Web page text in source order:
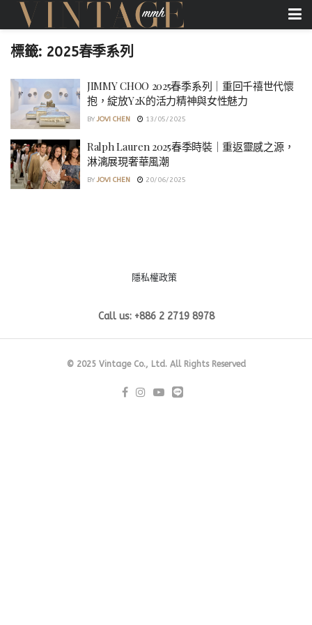
標籤: 2025春季系列
JIMMY CHOO 2025春季系列｜重回千禧世代懷
抱，綻放Y2K的活力精神與女性魅力
BY JOVI CHEN 13/05/2025
Ralph Lauren 2025春季時裝｜重返靈感之源，
淋漓展現奢華風潮
BY JOVI CHEN 20/06/2025
隱私權政策
Call us: +886 2 2719 8978
© 2025 Vintage Co., Ltd. All Rights Reserved